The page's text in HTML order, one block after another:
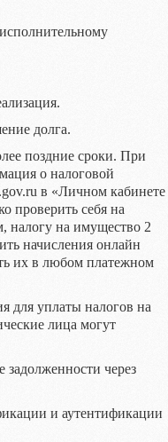
долга.
поздние сроки. При
о налоговой
в «Личном кабинете
проверить себя на
налогу на имущество 2
начисления онлайн
их в любом платежном
для уплаты налогов на
лица могут
задолженности через
и аутентификации